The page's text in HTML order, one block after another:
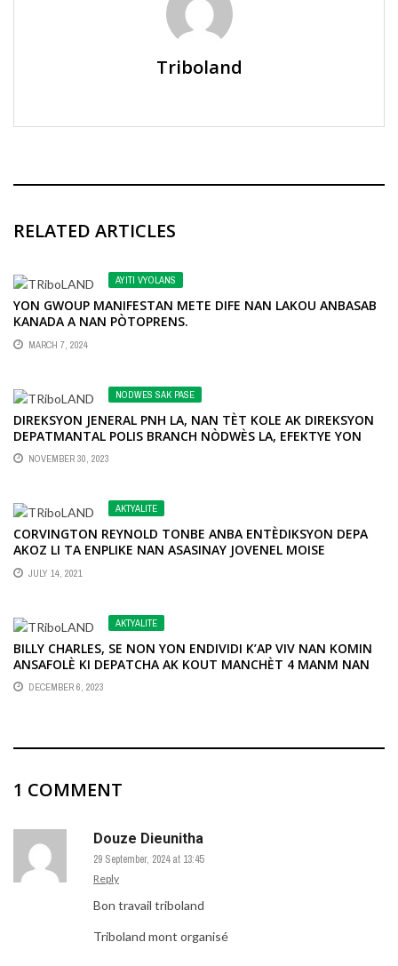
Triboland
RELATED ARTICLES
AYITI VYOLANS
YON GWOUP MANIFESTAN METE DIFE NAN LAKOU ANBASAB
KANADA A NAN PÒTOPRENS.
MARCH 7, 2024
NODWES SAK PASE
DIREKSYON JENERAL PNH LA, NAN TÈT KOLE AK DIREKSYON
DEPATMANTAL POLIS BRANCH NÒDWÈS LA, EFEKTYE YON
VIZIT YÈ MÈKREDI 29 NOVANM 2023 A NAN SOU KOMISARYA
ZILE LATÒTI A.
NOVEMBER 30, 2023
AKTYALITE
CORVINGTON REYNOLD TONBE ANBA ENTÈDIKSYON DEPA
AKOZ LI TA ENPLIKE NAN ASASINAY JOVENEL MOISE
JULY 14, 2021
AKTYALITE
BILLY CHARLES, SE NON YON ENDIVIDI K’AP VIV NAN KOMIN
ANSAFOLÈ KI DEPATCHA AK KOUT MANCHÈT 4 MANM NAN
YON SÈL FANMIY.
DECEMBER 6, 2023
1 COMMENT
Douze Dieunitha
29 September, 2024 at 13:45
Reply
Bon travail triboland
Triboland mont organisé